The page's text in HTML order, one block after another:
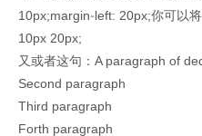
10px;margin-left: 20px;你可以
10px 20px;
又或者这句：A paragraph of
Second paragraph
Third paragraph
Forth paragraph